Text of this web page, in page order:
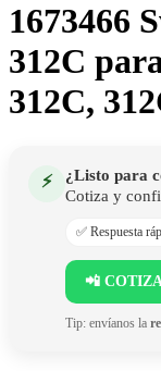
1673466
312C
312C,
⚡
¿Listo para
Cotiza y
✅ Respuesta
📲
Tip: envíanos la